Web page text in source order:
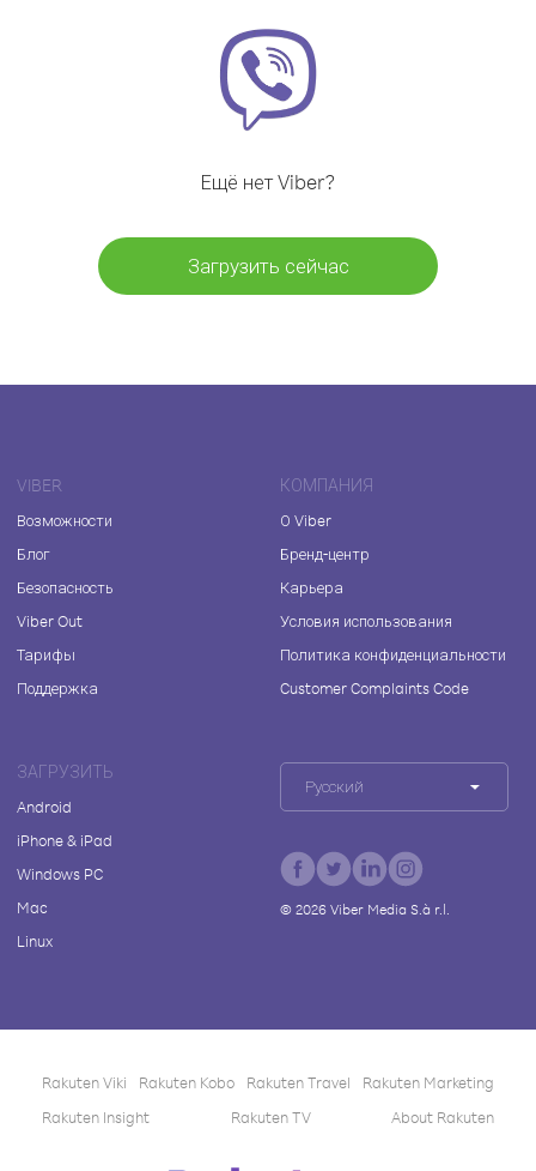
Ещё нет Viber?
Загрузить сейчас
VIBER
Возможности
Блог
Безопасность
Viber Out
Тарифы
Поддержка
КОМПАНИЯ
О Viber
Бренд-центр
Карьера
Условия использования
Политика конфиденциальности
Customer Complaints Code
ЗАГРУЗИТЬ
Android
iPhone & iPad
Windows PC
Mac
Linux
Русский
© 2026Viber Media S.à r.l.
Rakuten Viki Rakuten Kobo Rakuten Travel
Rakuten Marketing
Rakuten Insight
Rakuten TV About Rakuten